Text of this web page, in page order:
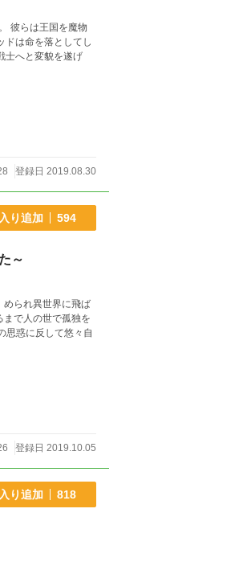
登録日 2019.08.30
り追加 594
～
められ異世界に飛ば
で人の世で孤独を
思惑に反して悠々自
登録日 2019.10.05
り追加 818